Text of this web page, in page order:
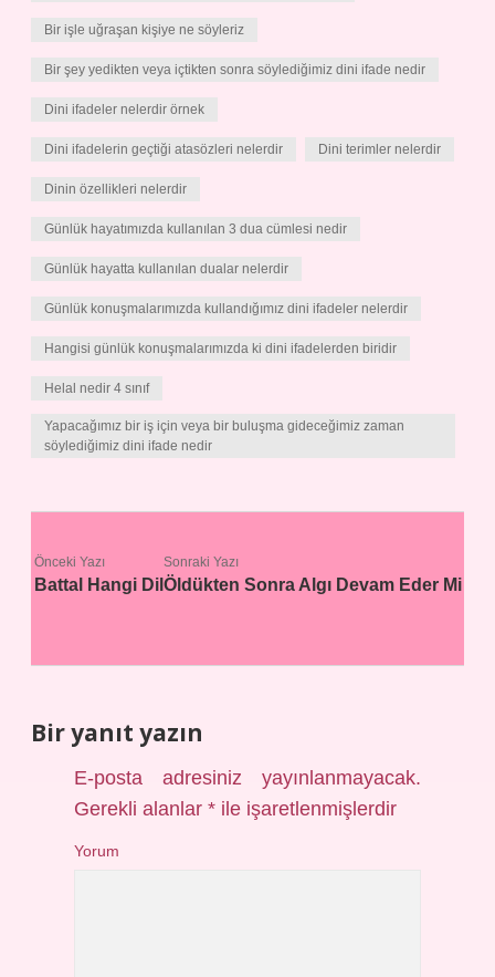
Bir işle uğraşan kişiye ne söyleriz
Bir şey yedikten veya içtikten sonra söylediğimiz dini ifade nedir
Dini ifadeler nelerdir örnek
Dini ifadelerin geçtiği atasözleri nelerdir Dini terimler nelerdir
Dinin özellikleri nelerdir
Günlük hayatımızda kullanılan 3 dua cümlesi nedir
Günlük hayatta kullanılan dualar nelerdir
Günlük konuşmalarımızda kullandığımız dini ifadeler nelerdir
Hangisi günlük konuşmalarımızda ki dini ifadelerden biridir
Helal nedir 4 sınıf
Yapacağımız bir iş için veya bir buluşma gideceğimiz zaman
söylediğimiz dini ifade nedir
Önceki Yazı
Battal Hangi Dil
Sonraki Yazı
Öldükten Sonra Algı Devam Eder Mi
Bir yanıt yazın
E-posta adresiniz yayınlanmayacak.
Gerekli alanlar* ile işaretlenmişlerdir
Yorum